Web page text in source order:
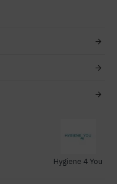
Hygiene 4 You